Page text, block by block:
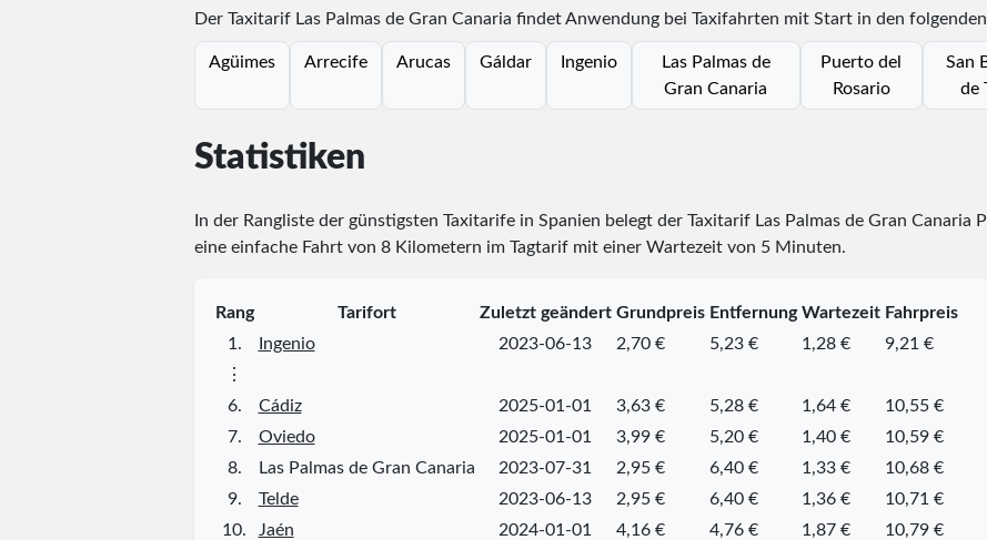
Der Taxitarif Las Palmas de Gran Canaria findet Anwendung bei Taxifahrten mit Start in den
Agüimes Arrecife Arucas Gáldar Ingenio
Las Palmas de
Gran Canaria
Puerto del
Rosario
San
de
Statistiken
In der Rangliste der günstigsten Taxitarife in Spanien belegt der Taxitarif Las Palmas de Gran Canaria
eine einfache Fahrt von 8 Kilometern im Tagtarif mit einer Wartezeit von 5 Minuten.
Rang Tarifort Zuletzt geändert Grundpreis Entfernung Wartezeit Fahrpreis
1.
Ingenio 2023-06-13 2,70 € 5,23 € 1,28 €
9,21 €
⋮
6.
Cádiz 2025-01-01 3,63 € 5,28 € 1,64 €
10,55 €
7.
Oviedo 2025-01-01 3,99 € 5,20 € 1,40 €
10,59 €
8.
Las Palmas de Gran Canaria 2023-07-31 2,95 € 6,40 € 1,33 €
10,68 €
9.
Telde 2023-06-13 2,95 € 6,40 € 1,36 €
10,71 €
10.
Jaén 2024-01-01 4,16 € 4,76 € 1,87 €
10,79 €